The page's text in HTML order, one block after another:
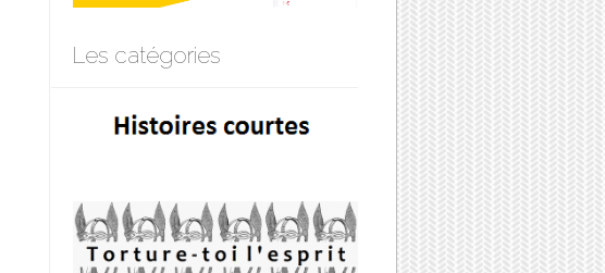
Les catégories